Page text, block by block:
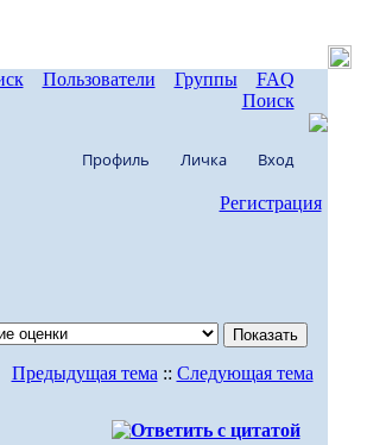
Пользователи Группы
FAQ
Поиск
Профиль Личка Вход
Регистрация
Предыдущая тема :: Следующая тема